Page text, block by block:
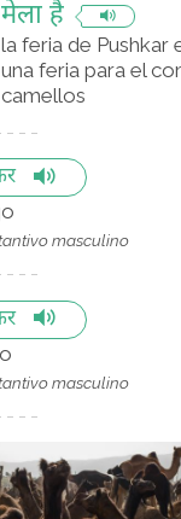
मेला है
la feria de Pushkar
una feria para el
camellos
masculino
masculino